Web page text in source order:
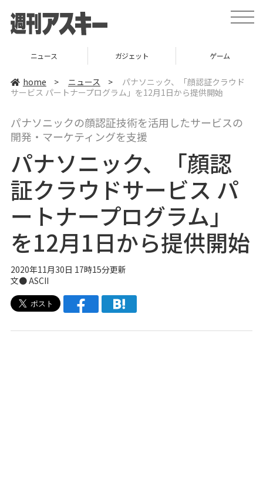
t
o
v
t
ニュース ガジェット ゲーム
home > ニュース >
パナソニック、「顔認証クラウド
サービス パートナープログラム」を12月1日から提供開始
パナソニックの顔認証技術を活用したサービスの
開発・マーケティングを支援
パナソニック、「顔認
証クラウドサービス パ
ートナープログラム」
を12月1日から提供開始
2020年11月30日 17時15分更新
文● ASCII